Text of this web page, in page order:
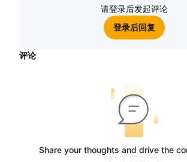
请登录后发起评论
登录后回复
评论
Share your thoughts and drive the